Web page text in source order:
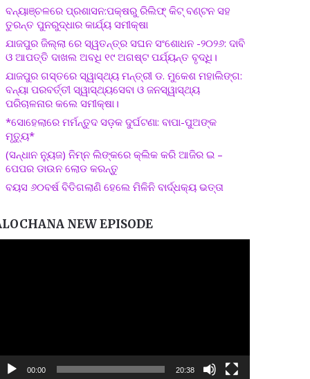
ବନ୍ୟାଞ୍ଚଳରେ ପ୍ରଶାସନ:ପକ୍ଷରୁ ରିଲିଫ୍ କିଟ୍ ବଣ୍ଟନ ସହ
ତୁରନ୍ତ ପୁନରୁଦ୍ଧାର କାର୍ଯ୍ୟ ସମୀକ୍ଷା
ଯାଜପୁର ଜିଲ୍ଲା ରେ ସ୍ୱତନ୍ତ୍ର ସଘନ ସଂଶୋଧନ -୨୦୨୬: ଦାବି
ଓ ଆପତ୍ତି ଦାଖଲ ଅବଧି ୧୯ ଅଗଷ୍ଟ ପର୍ଯ୍ୟନ୍ତ ବୃଦ୍ଧି।
ଯାଜପୁର ଗସ୍ତରେ ସ୍ୱାସ୍ଥ୍ୟ ମନ୍ତ୍ରୀ ଡ. ମୁକେଶ ମହାଲିଙ୍ଗ:
ବନ୍ୟା ପରବର୍ତ୍ତୀ ସ୍ୱାସ୍ଥ୍ୟସେବା ଓ ଜନସ୍ୱାସ୍ଥ୍ୟ
ପରିଚାଳନାର କଲେ ସମୀକ୍ଷା।
*ସୋହେଲାରେ ମର୍ମନ୍ତୁଦ ସଡ଼କ ଦୁର୍ଘଟଣା: ବାପା-ପୁଅଙ୍କ
ମୃତ୍ୟୁ*
(ସନ୍ଧାନ ନ୍ୟୁଜ) ନିମ୍ନ ଲିଙ୍କରେ କ୍ଲିକ କରି ଆଜିର ଇ –
ପେପର ଡାଉନ ଲୋଡ କରନ୍ତୁ
ବୟସ ୬୦ବର୍ଷ ବିତିଗଲାଣି ହେଲେ ମିଳିନି ବାର୍ଦ୍ଧକ୍ୟ ଭତ୍ତା
NEW EPISODE
00:00 20:38